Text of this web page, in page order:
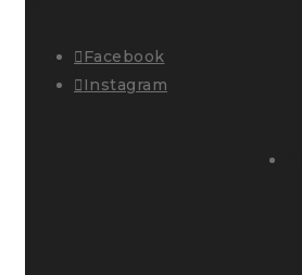
Facebook
Instagram